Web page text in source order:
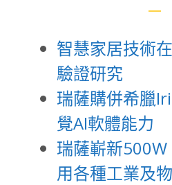
智慧家居技術
驗證研究
瑞薩購併希臘
覺AI軟體能力
瑞薩嶄新
用各種工業及